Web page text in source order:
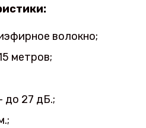
волокно;
метров;
до 27 дБ.;